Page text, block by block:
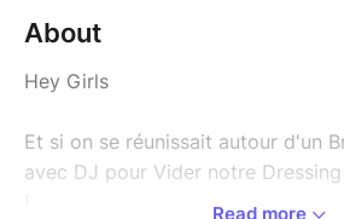
About
Hey Girls
Et si on se réunissait autour d'un
avec DJ pour Vider notre
Read more